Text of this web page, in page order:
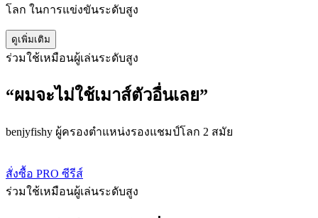
โลก ในการแข่งขันระดับสูง
ดูเพิ่มเติม
ร่วมใช้เหมือนผู้เล่นระดับสูง
“ผมจะไม่ใช้เมาส์ตัวอื่นเลย”
benjyfishy ผู้ครองตำแหน่งรองแชมป์โลก 2 สมัย
สั่งซื้อ PRO ซีรีส์
ร่วมใช้เหมือนผู้เล่นระดับสูง